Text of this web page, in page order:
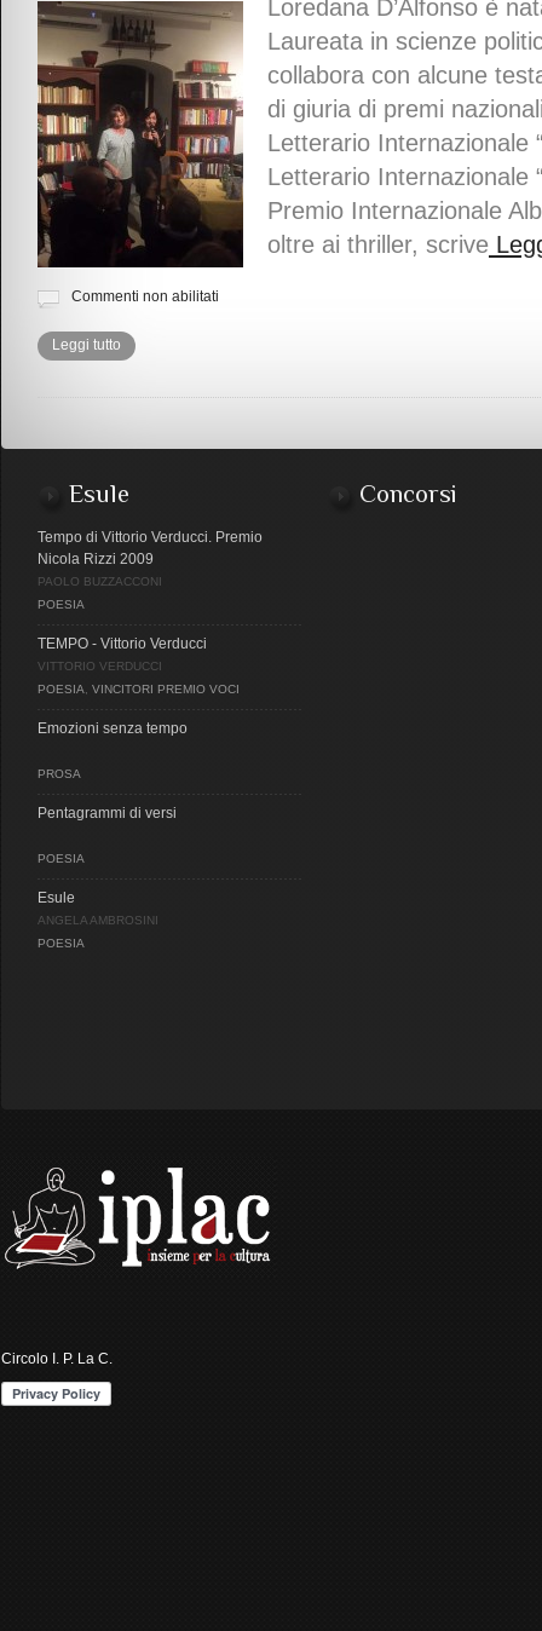
Loredana D’Alfonso è
Laureata in scienze
collabora con alcune
di giuria di premi
Letterario Internazionale
Letterario Internazionale
Premio Internazionale
oltre ai thriller, scrive
Commenti non abilitati
Leggi tutto
Esule
Tempo di Vittorio Verducci. Premio
Nicola Rizzi 2009
PAOLO BUZZACCONI
POESIA
TEMPO - Vittorio Verducci
VITTORIO VERDUCCI
POESIA
VINCITORI PREMIO VOCI
Emozioni senza tempo
PROSA
Pentagrammi di versi
POESIA
Esule
ANGELA AMBROSINI
POESIA
Concorsi
Circolo I. P. La C.